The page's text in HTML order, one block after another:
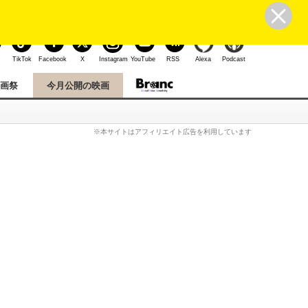
祭 今月公開の映画
※本サイトはアフィリエイト広告を利用しています
TikTok Facebook X Instagram YouTube RSS Alexa Podcast
こんにちは、ゲストさん